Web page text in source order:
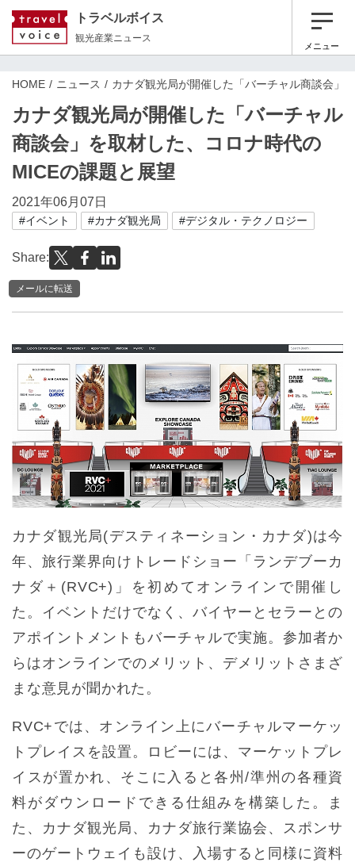
トラベルボイス
観光産業ニュース
メニュー
HOME ニュース カナダ観光局が開催した「バーチャル商談会」
カナダ観光局が開催した「バーチャル
商談会」を取材した、コロナ時代の
MICEの課題と展望
2021年06月07日
#イベント #カナダ観光局 #デジタル・テクノロジー
Share:
メールに転送
カナダ観光局(デスティネーション・カナダ)は今
年、旅行業界向けトレードショー「ランデブーカ
ナダ＋(RVC+)」を初めてオンラインで開催し
た。イベントだけでなく、バイヤーとセラーとの
アポイントメントもバーチャルで実施。参加者か
らはオンラインでのメリット、デメリットさまざ
まな意見が聞かれた。
RVC+では、オンライン上にバーチャルマーケッ
トプレイスを設置。ロビーには、マーケットプレ
イスが置かれ、そこに入ると各州/準州の各種資
料がダウンロードできる仕組みを構築した。ま
た、カナダ観光局、カナダ旅行業協会、スポンサ
ーのゲートウェイも設け、入場すると同様に資料